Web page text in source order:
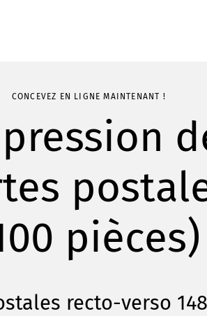
CONCEVEZ EN LIGNE MAINTENANT !
pièces)
recto-verso